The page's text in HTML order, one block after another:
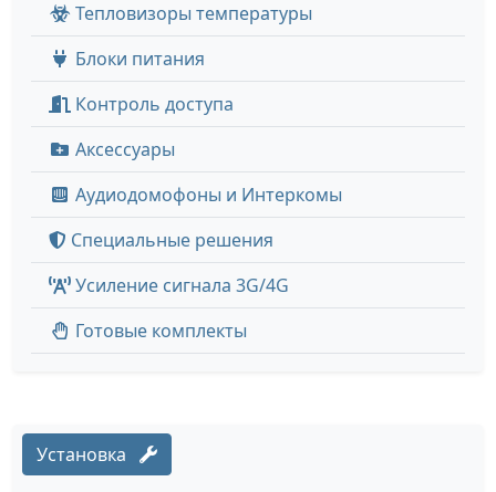
Тепловизоры температуры
Блоки питания
Контроль доступа
Аксессуары
Аудиодомофоны и Интеркомы
Специальные решения
Усиление сигнала 3G/4G
Готовые комплекты
Установка